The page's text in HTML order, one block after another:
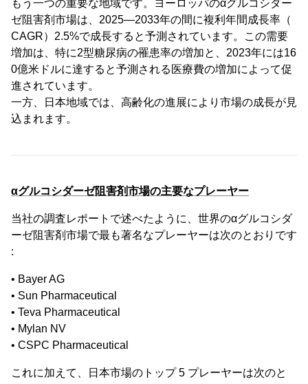
もう一つの重要な地域です。ヨーロッパのαグルコシダー
ゼ阻害剤市場は、2025―2033年の間に複利年間成長率（
CAGR）2.5%で成長すると予測されています。この需要
増加は、特に2型糖尿病の罹患率の増加と、2023年には16
0億米ドルに達すると予測される医療費の増加によって促
進されています。
一方、日本地域では、高齢化の進展により市場の成長が見
込まれます。
αグルコシダーゼ阻害剤市場の主要なプレーヤー
当社の調査レポートで述べたように、世界のαグルコシダ
ーゼ阻害剤市場で最も著名なプレーヤーは次のとおりです
:
• Bayer AG
• Sun Pharmaceutical
• Teva Pharmaceutical
• Mylan NV
• CSPC Pharmaceutical
これに加えて、日本市場のトップ 5 プレーヤーは次のと